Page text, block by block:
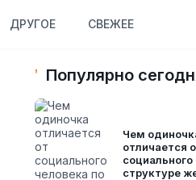
ДРУГОЕ СВЕЖЕЕ
Популярно
Чем
отличается
структуре